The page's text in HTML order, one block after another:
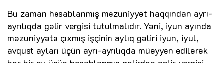
Bu zaman hesablanmış məzuniyyət haqqından ayrı-
ayrılıqda gəlir vergisi tutulmalıdır. Yəni, iyun ayında
məzuniyyətə çıxmış işçinin aylıq gəliri iyun, iyul,
avqust ayları üçün ayrı-ayrılıqda müəyyən edilərək